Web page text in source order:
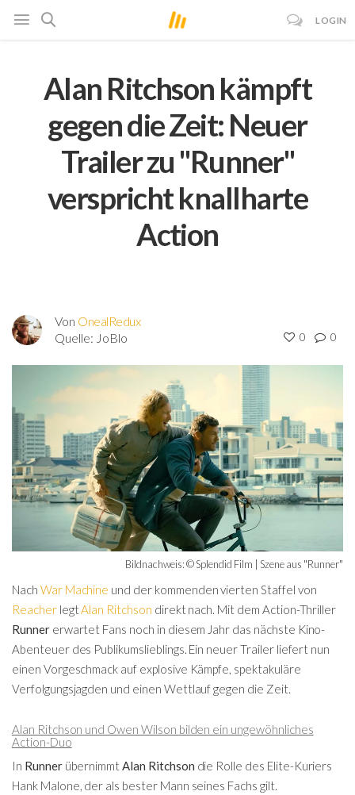
LOGIN
Alan Ritchson kämpft
gegen die Zeit: Neuer
Trailer zu "Runner"
verspricht knallharte
Action
Von OnealRedux
Quelle: JoBlo 0 0
Bildnachweis: © Splendid Film | Szene aus "Runner"
Nach War Machine und der kommenden vierten Staffel von
ReacherlegtAlan Ritchson direkt nach. Mit dem Action-Thriller
Runner erwartet Fans noch in diesem Jahr das nächste Kino-
Abenteuer des Publikumslieblings. Ein neuer Trailer liefert nun
einen Vorgeschmack auf explosive Kämpfe, spektakuläre
Verfolgungsjagden und einen Wettlauf gegen die Zeit.
Alan Ritchson und Owen Wilson bilden ein ungewöhnliches
Action-Duo
In Runner übernimmtAlan Ritchson die Rolle des Elite-Kuriers
Hank Malone, der als bester Mann seines Fachs gilt.